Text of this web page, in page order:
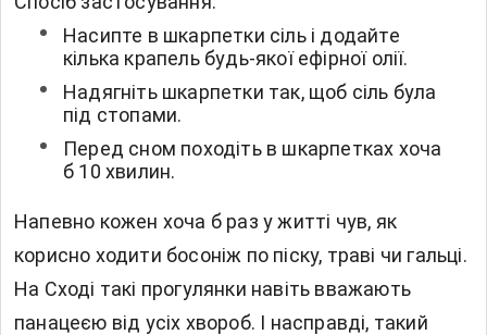
Насипте в шкарпетки сіль і додайте
кілька крапель будь-якої ефірної олії.
Надягніть шкарпетки так, щоб сіль була
під стопами.
Перед сном походіть в шкарпетках хоча
б 10 хвилин.
Напевно кожен хоча б раз у житті чув, як
корисно ходити босоніж по піску, траві чи гальці.
На Сході такі прогулянки навіть вважають
панацеєю від усіх хвороб. І насправді, такий